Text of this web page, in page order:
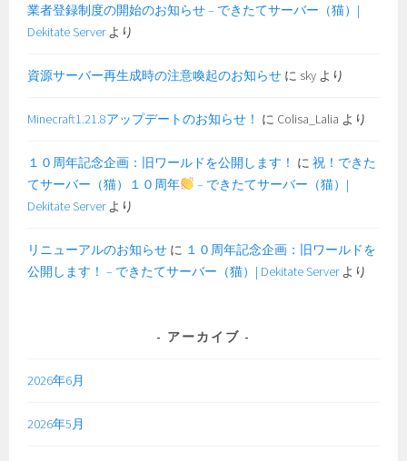
業者登録制度の開始のお知らせ – できたてサーバー（猫）|
Dekitate Serverより
資源サーバー再生成時の注意喚起のお知らせ に sky より
Minecraft1.21.8アップデートのお知らせ！ に Colisa_Lalia より
１０周年記念企画：旧ワールドを公開します！ に祝！できた
てサーバー（猫）１０周年
– できたてサーバー（猫）|
Dekitate Serverより
リニューアルのお知らせ に １０周年記念企画：旧ワールドを
公開します！ – できたてサーバー（猫）| Dekitate Serverより
アーカイブ
2026年6月
2026年5月